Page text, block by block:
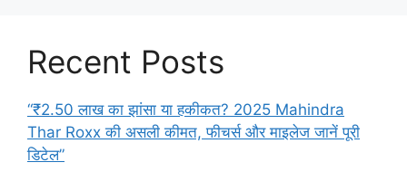
Recent Posts
“₹2.50 लाख का झांसा या हकीकत? 2025 Mahindra
Thar Roxx की असली कीमत, फीचर्स और माइलेज जानें पूरी
डिटेल”